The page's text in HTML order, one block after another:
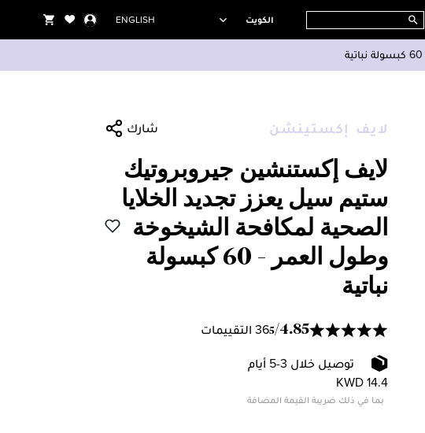
الكويت ENGLISH
لايف إكستينشن شارك
لايف إكستنشين جيروبروتيك
ستيم سيل يعزز تجديد الخلايا
الصحية لمكافحة الشيخوخة
وطول العمر - 60 كبسولة
نباتية
4.85
/
536 التقييمات
توصيل خلال 3-5 أيام
KWD 14.4
بما في ذلك ضريبة القيمة المضافة